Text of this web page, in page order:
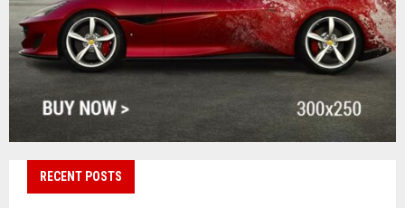
RECENT POSTS